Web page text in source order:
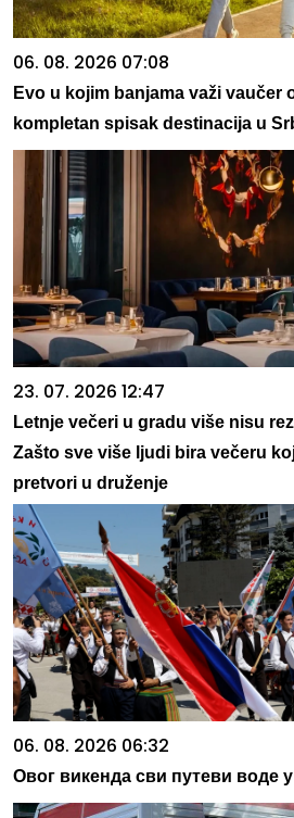
06. 08. 2026 07:08
Evo u kojim banjama važi vaučer
kompletan spisak destinacija u
23. 07. 2026 12:47
Letnje večeri u gradu više nisu
Zašto sve više ljudi bira večeru
pretvori u druženje
06. 08. 2026 06:32
Овог викенда сви путеви воде у